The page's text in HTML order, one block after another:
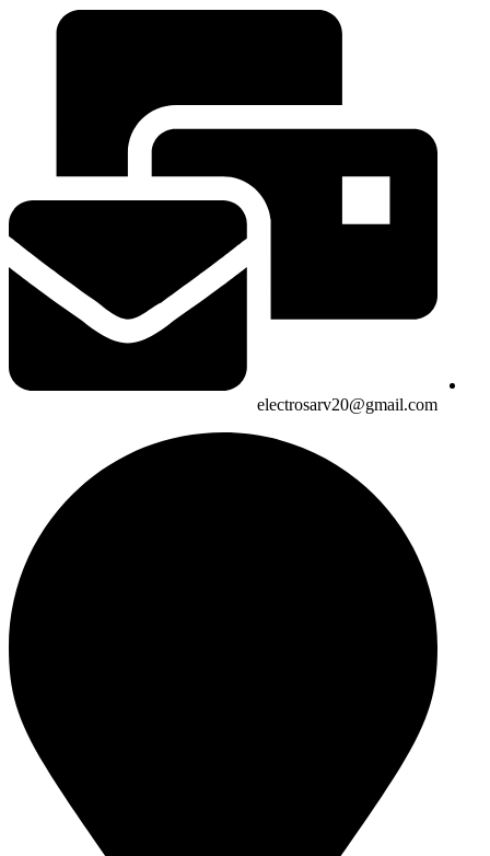
electrosarv20@gmail.com